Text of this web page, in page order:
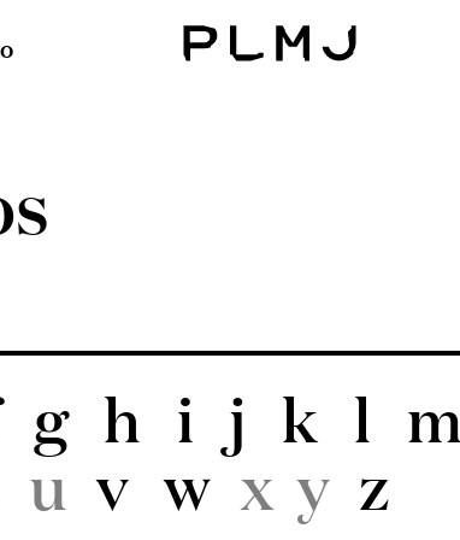
PLMJ
g h i j k l m
u v w x y z